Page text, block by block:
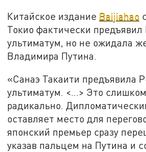
Китайское издание Baijiahao
Токио фактически
ультиматум, но не ожидала
Владимира Путина.
«Санаэ Такаити предъявила
ультиматум. <…> Это
радикально.
оставляет место для
японский премьер сразу
указав пальцем на Путина и